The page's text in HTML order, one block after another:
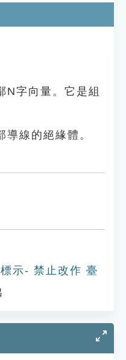
N字向量。它是組
線的絕緣體。
示- 禁止改作 臺